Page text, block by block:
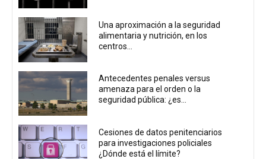
Una aproximación a la seguridad
alimentaria y nutrición, en los
centros...
Antecedentes penales versus
amenaza para el orden o la
seguridad pública: ¿es...
Cesiones de datos penitenciarios
para investigaciones policiales
¿Dónde está el límite?